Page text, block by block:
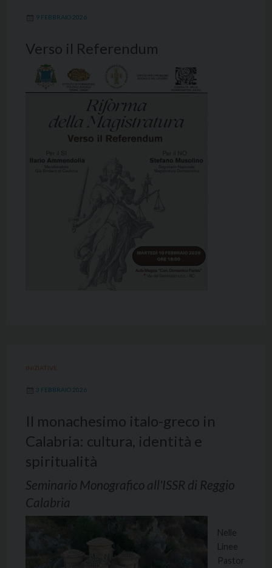
9 FEBBRAIO 2026
Verso il Referendum
INIZIATIVE
3 FEBBRAIO 2026
Il monachesimo italo-greco in
Calabria: cultura, identità e
spiritualità
Seminario Monografico all'ISSR di Reggio
Calabria
Nelle
Linee
Pastor